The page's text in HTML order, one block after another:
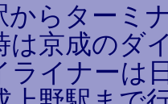
らターミ
は京成のダ
ライナーは